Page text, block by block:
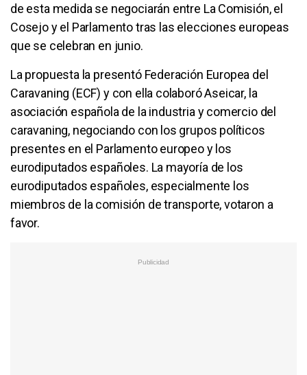
de esta medida se negociarán entre La Comisión, el
Cosejo y el Parlamento tras las elecciones europeas
que se celebran en junio.
La propuesta la presentó Federación Europea del
Caravaning (ECF) y con ella colaboró Aseicar, la
asociación española de la industria y comercio del
caravaning, negociando con los grupos políticos
presentes en el Parlamento europeo y los
eurodiputados españoles. La mayoría de los
eurodiputados españoles, especialmente los
miembros de la comisión de transporte, votaron a
favor.